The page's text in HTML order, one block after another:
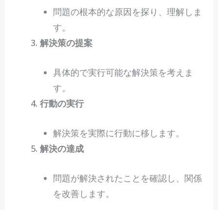
問題の根本的な原因を探り、理解しま
す。
解決策の提案
具体的で実行可能な解決策を考えま
す。
行動の実行
解決策を実際に行動に移します。
解決の達成
問題が解決されたことを確認し、関係
を改善します。